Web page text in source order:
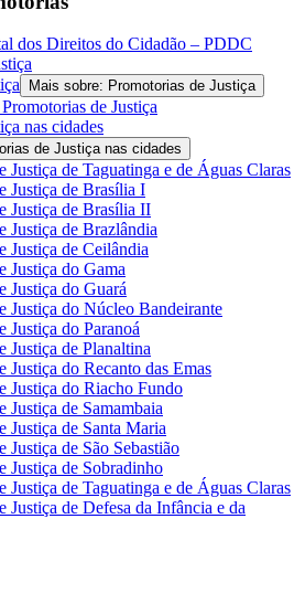
dos Direitos do Cidadão – PDDC
Mais sobre: Promotorias de Justiça
de Justiça
nas cidades
de Justiça nas cidades
Justiça de Taguatinga e de Águas Claras
Justiça de Brasília I
Justiça de Brasília II
Justiça de Brazlândia
Justiça de Ceilândia
Justiça do Gama
Justiça do Guará
Justiça do Núcleo Bandeirante
Justiça do Paranoá
Justiça de Planaltina
Justiça do Recanto das Emas
Justiça do Riacho Fundo
Justiça de Samambaia
Justiça de Santa Maria
Justiça de São Sebastião
Justiça de Sobradinho
Justiça de Taguatinga e de Águas Claras
Justiça de Defesa da Infância e da